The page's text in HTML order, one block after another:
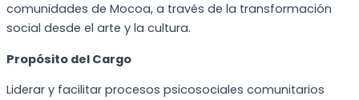
comunidades de Mocoa, a través de la transformación
social desde el arte y la cultura.
Propósito del Cargo
Liderar y facilitar procesos psicosociales comunitarios